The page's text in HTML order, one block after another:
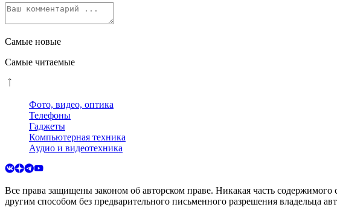
Самые новые
Самые читаемые
Фото, видео, оптика
Телефоны
Гаджеты
Компьютерная техника
Аудио и видеотехника
Все права защищены законом об авторском праве. Никакая часть
другим способом без предварительного письменного разрешения владельца